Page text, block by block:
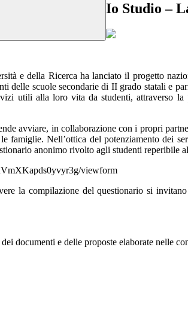
Io Studio –
e della Ricerca ha lanciato il progetto
delle scuole secondarie di II grado statali e
utili alla loro vita da studenti, attraverso
avviare, in collaborazione con i propri
Nell’ottica del potenziamento dei
anonimo rivolto agli studenti reperibile
viewform
la compilazione del questionario si
documenti e delle proposte elaborate nelle